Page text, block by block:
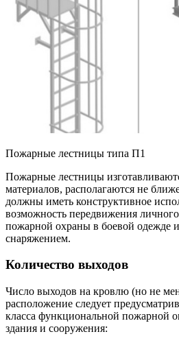
Пожарные лестницы типа П1
Пожарные лестницы
материалов, располагаются не
должны иметь конструктивное
возможность передвижения
пожарной охраны в боевой одежде
снаряжением.
Количество выходов
Число выходов на кровлю (но не
расположение следует
класса функциональной пожарной
здания и сооружения: